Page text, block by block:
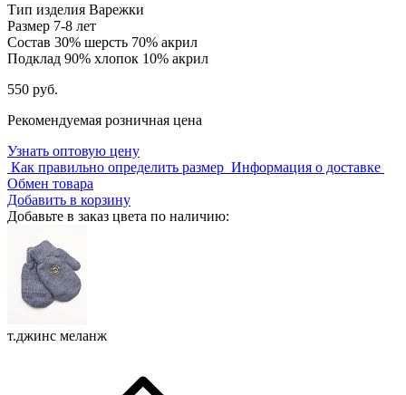
Тип изделия Варежки
Размер 7-8 лет
Состав 30% шерсть 70% акрил
Подклад 90% хлопок 10% акрил
550 руб.
Рекомендуемая розничная цена
Узнать оптовую цену
Как правильно определить размер Информация о доставке
Обмен товара
Добавить в корзину
Добавьте в заказ цвета по наличию:
т.джинс меланж